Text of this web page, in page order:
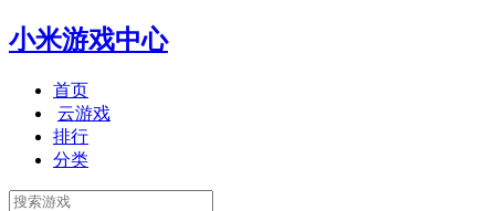
小米游戏中心
首页
云游戏
排行
分类